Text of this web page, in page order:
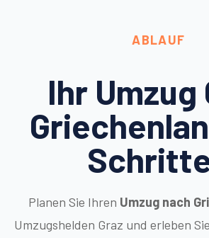
ABLAUF
Ihr Umzug
Planen Sie Ihren Umzug nach
Umzugshelden Graz und erleben